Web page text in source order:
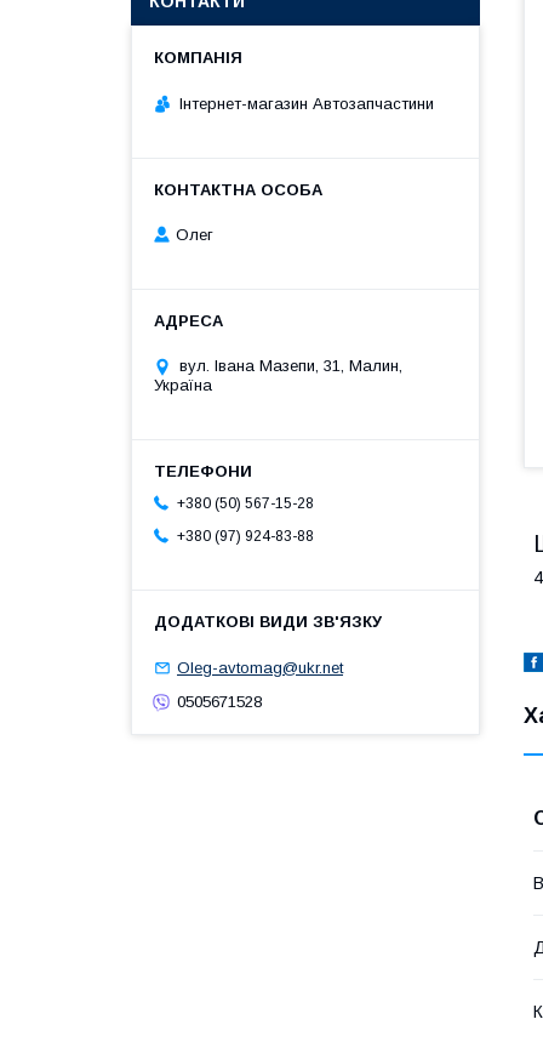
Інтернет-магазин Автозапчастини
Олег
вул. Івана Мазепи, 31, Малин,
Україна
+380 (50) 567-15-28
+380 (97) 924-83-88
Oleg-avtomag@ukr.net
0505671528